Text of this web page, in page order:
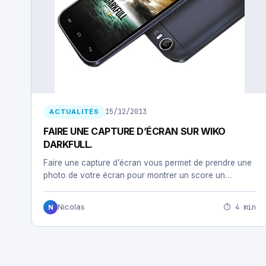
ACTUALITÉS 15/12/2013
FAIRE UNE CAPTURE D’ÉCRAN SUR WIKO
DARKFULL.
Faire une capture d’écran vous permet de prendre une
photo de votre écran pour montrer un score un…
N Nicolas ⏱ 4 min